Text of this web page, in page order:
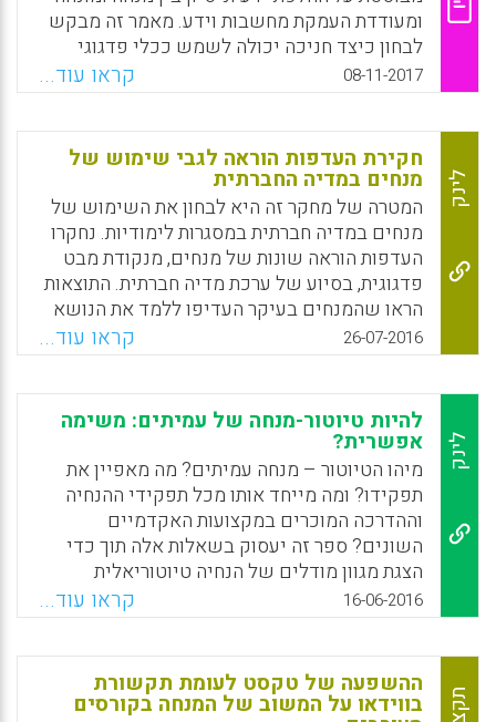
ומעודדת העמקת מחשבות וידע. מאמר זה מבקש
לבחון כיצד חניכה יכולה לשמש ככלי פדגוגי
לשילוב תאוריה ופרקטיקה במסגרת ההשכלה
הגבוהה ולהראות שחניכה תורמת רבות לסטודנטים
המונחים. נמצא שהשפעות החניכה קיימות גם
לאחר סיום לימודי המונחים ופנייתם לחיים
מקצועיים.
WhatsApp
Facebook
Email
X
08-11-2017 קראו עוד...
לינק
חקירת העדפות הוראה לגבי שימוש של
מנחים במדיה החברתית
המטרה של מחקר זה היא לבחון את השימוש של
מנחים במדיה חברתית במסגרות לימודיות. נחקרו
העדפות הוראה שונות של מנחים, מנקודת מבט
פדגוגית, בסיוע של ערכת מדיה חברתית. התוצאות
הראו שהמנחים בעיקר העדיפו ללמד את הנושא
שלהם ברמות היישום וההבנה. הם השתמשו
לעתים קרובות בחומרים מבוססי-טקסט ועיצבו
את הקורסים שלהם כמבוססי-בעיה או במודל של
פרזנטציה (Selcan Kilis, Yasemin Gulbahar,
Christian Rapp, 2016).
WhatsApp
Facebook
Email
X
26-07-2016 קראו עוד...
לינק
להיות טיוטור-מנחה של עמיתים: משימה
אפשרית?
מיהו הטיוטור – מנחה עמיתים? מה מאפיין את
תפקידו? ומה מייחד אותו מכל תפקידי ההנחיה
וההדרכה המוכרים במקצועות האקדמיים
השונים? ספר זה יעסוק בשאלות אלה תוך כדי
הצגת מגוון מודלים של הנחיה טיוטוריאלית
הפועלים בבית הספר ללימודי התמחות מקצועית,
וינסה לעמוד על תרומתה של הנחיה ייחודית זו
להתפתחותם המקצועית-אקדמית של סגל המרצים
מהמכללות לחינוך. כל פרקי הספר הם פרי
מחקריהם של אנשי סגל בית הספר. על יסוד מגוון
16-06-2016 קראו עוד...
ההשפעה של טקסט לעומת תקשורת
בווידאו על המשוב של המנחה בקורסים